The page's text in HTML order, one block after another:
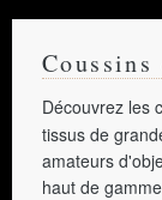
Découvrez les
tissus de
amateurs
haut de